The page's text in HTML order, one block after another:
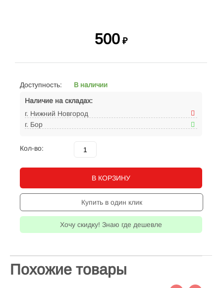
500 ₽
Доступность:
В наличии
Наличие на складах:
г. Нижний Новгород
г. Бор
Кол-во:
В КОРЗИНУ
Купить в один клик
Хочу скидку! Знаю где дешевле
Похожие товары